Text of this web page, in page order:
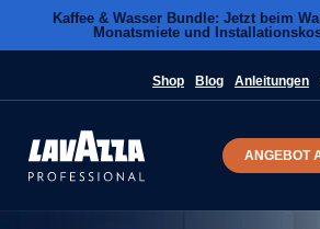
Kaffee & Wasser Bundle: Jetzt beim
Monatsmiete und
Shop Blog Anleitungen
ANGEBOT